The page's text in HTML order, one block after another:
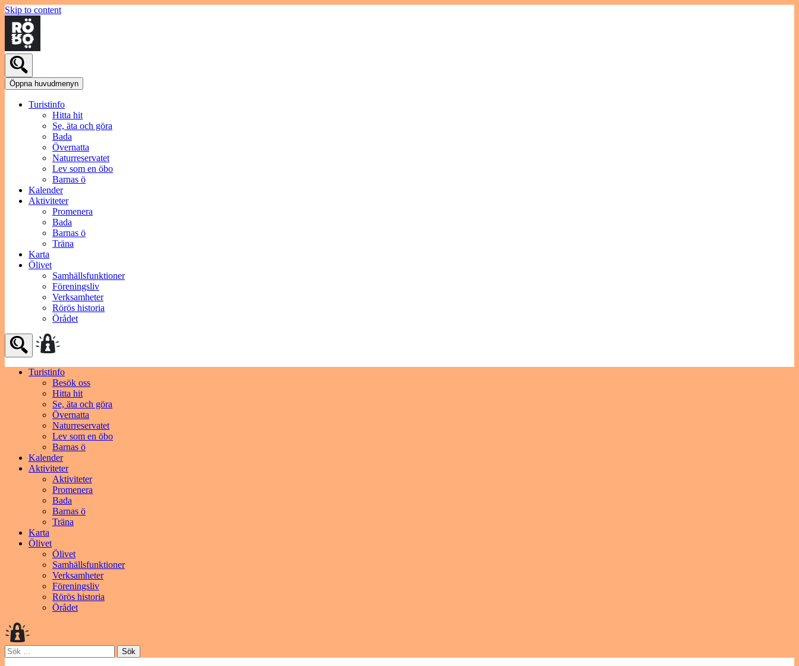
Skip to content
Öppna huvudmenyn
Turistinfo
Hitta hit
Se, äta och göra
Bada
Övernatta
Naturreservatet
Lev som en öbo
Barnas ö
Kalender
Aktiviteter
Promenera
Bada
Barnas ö
Träna
Karta
Ölivet
Samhällsfunktioner
Föreningsliv
Verksamheter
Rörös historia
Örådet
Turistinfo
Besök oss
Hitta hit
Se, äta och göra
Övernatta
Naturreservatet
Lev som en öbo
Barnas ö
Kalender
Aktiviteter
Aktiviteter
Promenera
Bada
Barnas ö
Träna
Karta
Ölivet
Ölivet
Samhällsfunktioner
Verksamheter
Föreningsliv
Rörös historia
Örådet
Sök
efter: